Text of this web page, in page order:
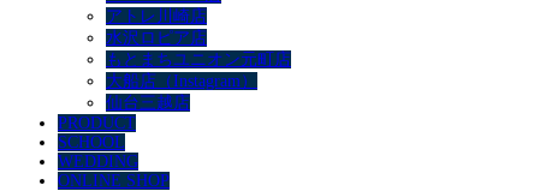
アトレ川崎店
水沢ロピア店
もとまちユニオン元町店
大船店（Instagram）
仙台三越店
PRODUCT
SCHOOL
WEDDING
ONLINE SHOP